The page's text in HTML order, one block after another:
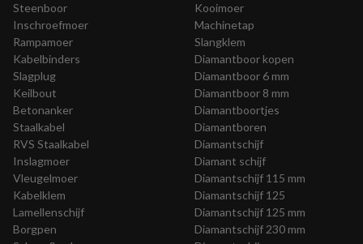
Steenboor
Kooimoer
Inschroefmoer
Rampamoer
Kabelbinders
Slagplug
Keilbout
Betonanker
Staalkabel
RVS Staalkabel
Inslagmoer
Vleugelmoer
Kabelklem
Lamellenschijf
Borgpen
Machinetap
Slangklem
Diamantboor kopen
Diamantboor 6 mm
Diamantboor 8 mm
Diamantboortjes
Diamantboren
Diamantschijf
Diamant schijf
Diamantschijf 115 mm
Diamantschijf 125
Diamantschijf 125 mm
Diamantschijf 230 mm